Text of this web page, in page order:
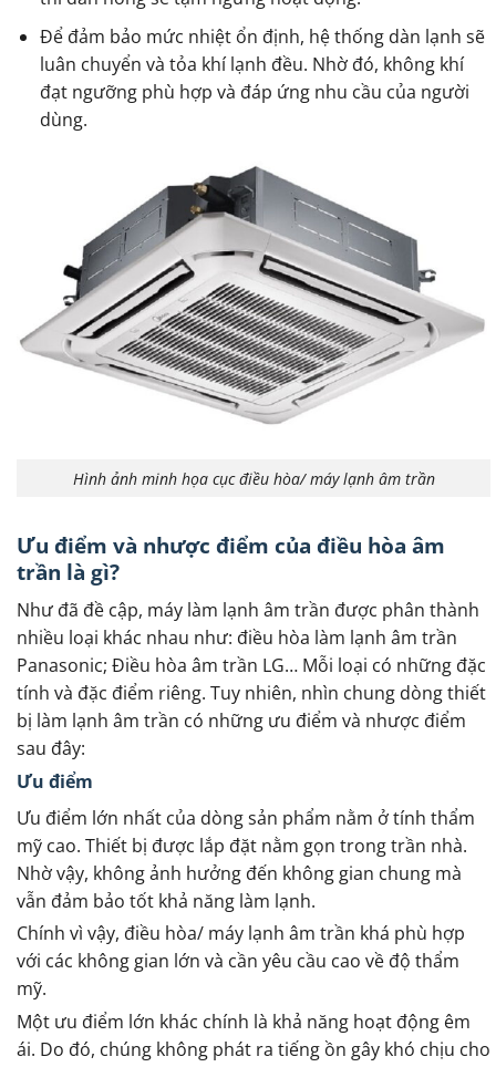
Để đảm bảo mức nhiệt ổn định, hệ thống dàn lạnh sẽ
luân chuyển và tỏa khí lạnh đều. Nhờ đó, không khí
đạt ngưỡng phù hợp và đáp ứng nhu cầu của người
dùng.
Hình ảnh minh họa cục điều hòa/ máy lạnh âm trần
Ưu điểm và nhược điểm của điều hòa âm
trần là gì?
Như đã đề cập, máy làm lạnh âm trần được phân thành
nhiều loại khác nhau như: điều hòa làm lạnh âm trần
Panasonic; Điều hòa âm trần LG… Mỗi loại có những đặc
tính và đặc điểm riêng. Tuy nhiên, nhìn chung dòng thiết
bị làm lạnh âm trần có những ưu điểm và nhược điểm
sau đây:
Ưu điểm
Ưu điểm lớn nhất của dòng sản phẩm nằm ở tính thẩm
mỹ cao. Thiết bị được lắp đặt nằm gọn trong trần nhà.
Nhờ vậy, không ảnh hưởng đến không gian chung mà
vẫn đảm bảo tốt khả năng làm lạnh.
Chính vì vậy, điều hòa/ máy lạnh âm trần khá phù hợp
với các không gian lớn và cần yêu cầu cao về độ thẩm
mỹ.
Một ưu điểm lớn khác chính là khả năng hoạt động êm
ái. Do đó, chúng không phát ra tiếng ồn gây khó chịu cho